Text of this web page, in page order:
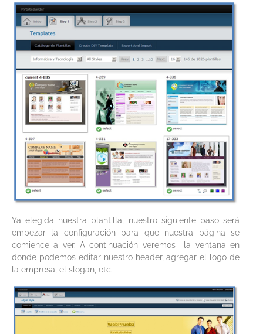
Ya elegida nuestra plantilla, nuestro siguiente paso será
empezar la configuración para que nuestra página se
comience a ver. A continuación veremos la ventana en
donde podemos editar nuestro header, agregar el logo de
la empresa, el slogan, etc.